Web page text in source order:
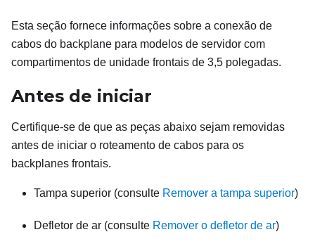
Esta seção fornece informações sobre a conexão de
cabos do backplane para modelos de servidor com
compartimentos de unidade frontais de 3,5 polegadas.
Antes de iniciar
Certifique-se de que as peças abaixo sejam removidas
antes de iniciar o roteamento de cabos para os
backplanes frontais.
Tampa superior (consulte Remover a tampa superior)
Defletor de ar (consulte Remover o defletor de ar)